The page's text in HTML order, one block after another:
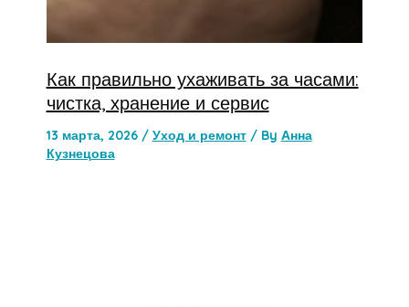
Как правильно ухаживать за часами:
чистка, хранение и сервис
13 марта, 2026 / Уход и ремонт/ By Анна
Кузнецова